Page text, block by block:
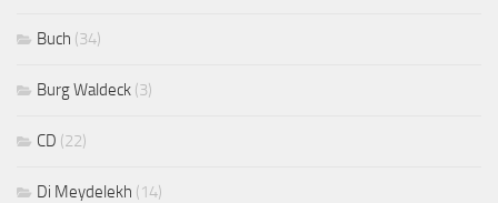
Buch (34)
Burg Waldeck (3)
CD (22)
Di Meydelekh (14)